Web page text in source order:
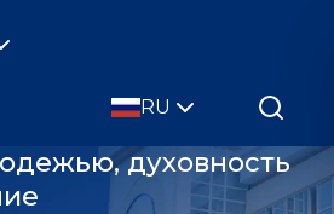
RU
духовность